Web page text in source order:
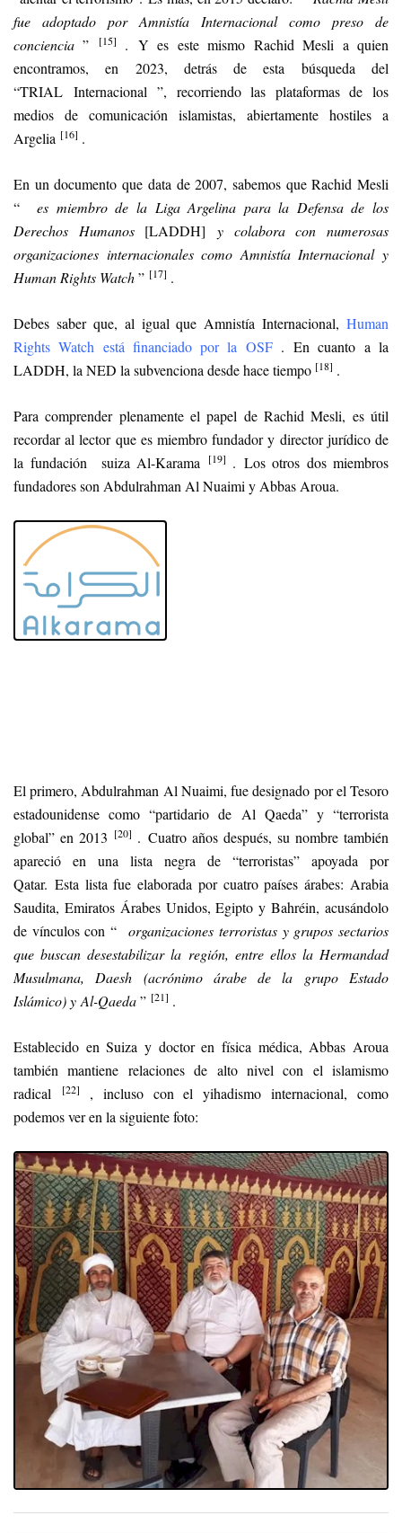
fue adoptado por Amnistía Internacional como preso de
conciencia ” [15]
. Y es este mismo Rachid Mesli a quien
encontramos, en 2023, detrás de esta búsqueda del
“TRIAL Internacional ”, recorriendo las plataformas de los
medios de comunicación islamistas, abiertamente hostiles a
Argelia [16] .
En un documento que data de 2007, sabemos que Rachid Mesli
“es miembro de la Liga Argelina para la Defensa de los
Derechos Humanos[LADDH]y colabora con numerosas
organizaciones internacionales como Amnistía Internacional y
Human Rights Watch” [17] .
Debes saber que, al igual que Amnistía Internacional, Human
Rights Watch está financiado por la OSF. En cuanto a la
LADDH, la NED la subvenciona desde hace tiempo [18] .
Para comprender plenamente el papel de Rachid Mesli, es útil
recordar al lector que es miembro fundador y director jurídico de
la fundación suiza Al-Karama
[19] . Los otros dos miembros
fundadores son Abdulrahman Al Nuaimi y Abbas Aroua.
El primero, Abdulrahman Al Nuaimi, fue designado por el Tesoro
estadounidense como “partidario de Al Qaeda” y “terrorista
global” en 2013 [20] . Cuatro años después, su nombre también
apareció en una lista negra de “terroristas” apoyada por
Qatar. Esta lista fue elaborada por cuatro países árabes: Arabia
Saudita, Emiratos Árabes Unidos, Egipto y Bahréin, acusándolo
de vínculos con “organizaciones terroristas y grupos sectarios
que buscan desestabilizar la región, entre ellos la Hermandad
Musulmana, Daesh (acrónimo árabe de la grupo Estado
Islámico) y Al-Qaeda” [21] .
Establecido en Suiza y doctor en física médica, Abbas Aroua
también mantiene relaciones de alto nivel con el islamismo
radical
[22]
, incluso con el yihadismo internacional, como
podemos ver en la siguiente foto: